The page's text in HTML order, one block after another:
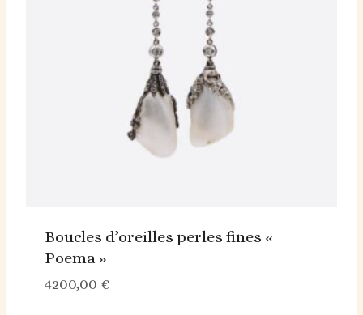
Boucles d’oreilles perles fines «
Poema »
4200,00 €